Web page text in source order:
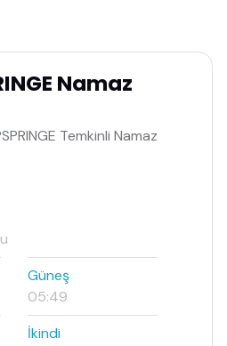
Namaz
Temkinli Namaz
Güneş
05:49
İkindi